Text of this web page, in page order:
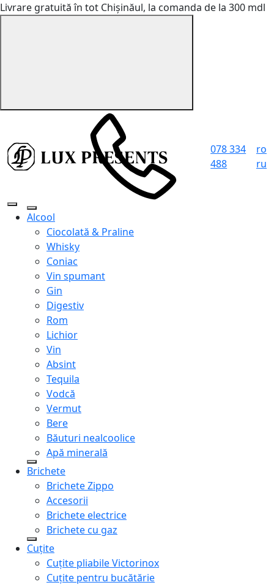
Livrare gratuită în tot Chișinăul, la comanda de la 300 mdl
078 334
488
ro
ru
Alcool
Ciocolată & Praline
Whisky
Coniac
Vin spumant
Gin
Digestiv
Rom
Lichior
Vin
Absint
Tequila
Vodcă
Vermut
Bere
Băuturi nealcoolice
Apă minerală
Brichete
Brichete Zippo
Accesorii
Brichete electrice
Brichete cu gaz
Cuțite
Cuțite pliabile Victorinox
Cuțite pentru bucătărie